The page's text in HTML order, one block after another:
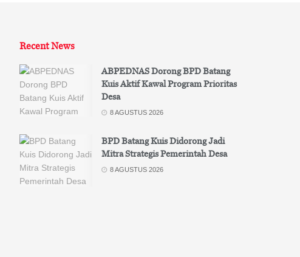
Recent News
ABPEDNAS Dorong BPD Batang
Kuis Aktif Kawal Program Prioritas
Desa
8 AGUSTUS 2026
BPD Batang Kuis Didorong Jadi
Mitra Strategis Pemerintah Desa
8 AGUSTUS 2026